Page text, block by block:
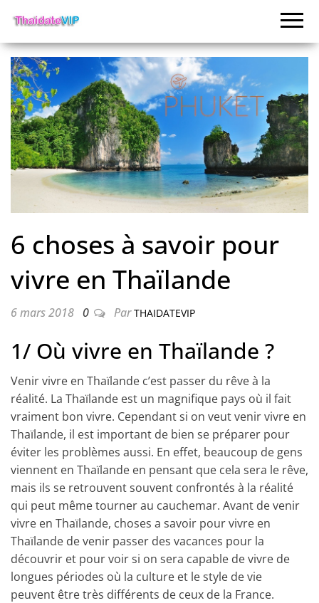
6 choses à savoir pour
vivre en Thaïlande
6 mars 2018 0 ParTHAIDATEVIP
1/ Où vivre en Thaïlande ?
Venir vivre en Thaïlande c’est passer du rêve à la
réalité. La Thaïlande est un magnifique pays où il fait
vraiment bon vivre. Cependant si on veut venir vivre en
Thaïlande, il est important de bien se préparer pour
éviter les problèmes aussi. En effet, beaucoup de gens
viennent en Thaïlande en pensant que cela sera le rêve,
mais ils se retrouvent souvent confrontés à la réalité
qui peut même tourner au cauchemar. Avant de venir
vivre en Thaïlande, choses a savoir pour vivre en
Thaïlande de venir passer des vacances pour la
découvrir et pour voir si on sera capable de vivre de
longues périodes où la culture et le style de vie
peuvent être très différents de ceux de la France.